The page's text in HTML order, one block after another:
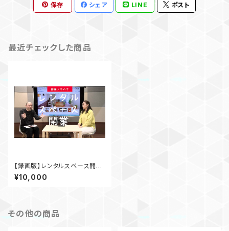
保存 シェア LINE ポスト
最近チェックした商品
【録画版】レンタルスペース開業
セミナー
¥10,000
その他の商品